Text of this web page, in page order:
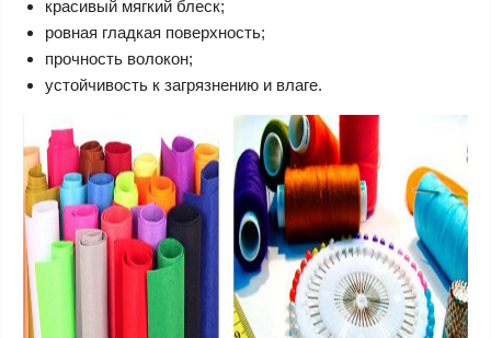
красивый мягкий блеск;
ровная гладкая поверхность;
прочность волокон;
устойчивость к загрязнению и влаге.